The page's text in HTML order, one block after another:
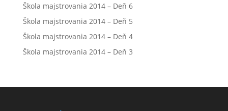
Škola majstrovania 2014 – Deň 6
Škola majstrovania 2014 – Deň 5
Škola majstrovania 2014 – Deň 4
Škola majstrovania 2014 – Deň 3